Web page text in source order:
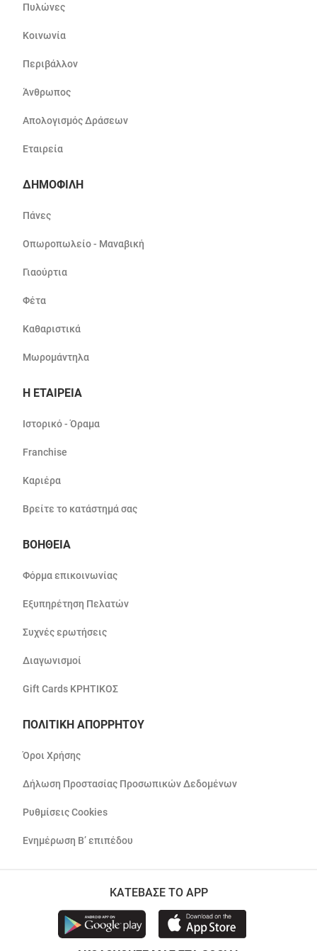
Πυλώνες
Κοινωνία
Περιβάλλον
Άνθρωπος
Απολογισμός Δράσεων
Εταιρεία
ΔΗΜΟΦΙΛΗ
Πάνες
Οπωροπωλείο - Μαναβική
Γιαούρτια
Φέτα
Καθαριστικά
Μωρομάντηλα
Η ΕΤΑΙΡΕΙΑ
Ιστορικό - Όραμα
Franchise
Καριέρα
Βρείτε το κατάστημά σας
ΒΟΗΘΕΙΑ
Φόρμα επικοινωνίας
Εξυπηρέτηση Πελατών
Συχνές ερωτήσεις
Διαγωνισμοί
Gift Cards ΚΡΗΤΙΚΟΣ
ΠΟΛΙΤΙΚΗ ΑΠΟΡΡΗΤΟΥ
Όροι Χρήσης
Δήλωση Προστασίας Προσωπικών Δεδομένων
Ρυθμίσεις Cookies
Ενημέρωση Β’ επιπέδου
ΚΑΤΕΒΑΣΕ ΤΟ APP